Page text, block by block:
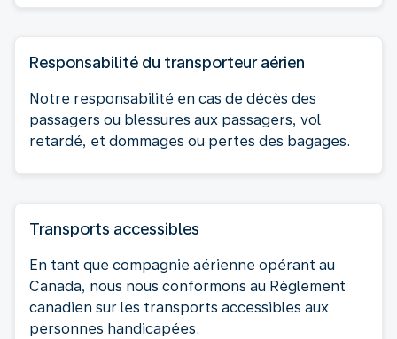
Responsabilité du transporteur aérien
Notre responsabilité en cas de décès des
passagers ou blessures aux passagers, vol
retardé, et dommages ou pertes des bagages.
Transports accessibles
En tant que compagnie aérienne opérant au
Canada, nous nous conformons au Règlement
canadien sur les transports accessibles aux
personnes handicapées.